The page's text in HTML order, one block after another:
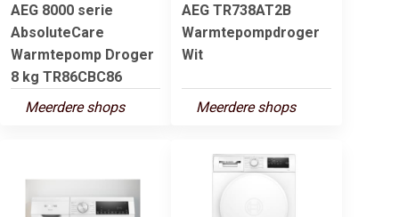
AEG 8000 serie
AbsoluteCare
Warmtepomp Droger
8 kg TR86CBC86
Meerdere shops
AEG TR738AT2B
Warmtepompdroger
Wit
Meerdere shops